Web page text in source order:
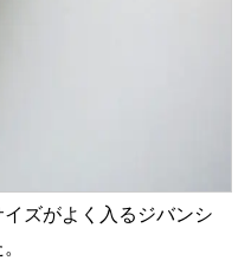
ズがよく入るジバンシ